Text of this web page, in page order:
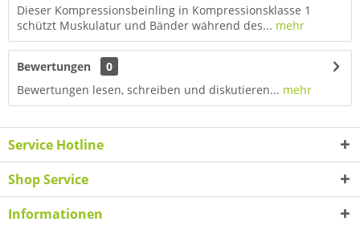
Dieser Kompressionsbeinling in Kompressionsklasse 1
schützt Muskulatur und Bänder während des... mehr
Bewertungen
0
Bewertungen lesen, schreiben und diskutieren... mehr
Service Hotline
Shop Service
Informationen